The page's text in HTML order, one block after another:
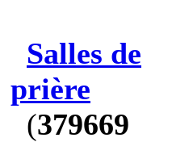
Salles de
prière
(379669